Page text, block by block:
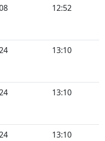
12:52
13:10
13:10
13:10